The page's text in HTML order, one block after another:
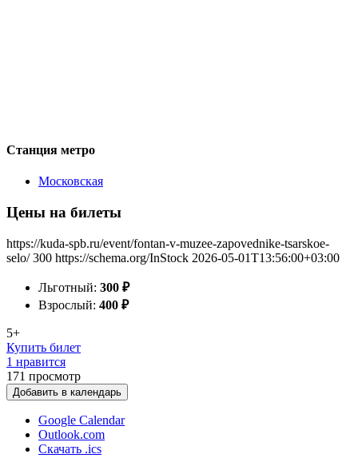
Станция метро
Московская
Цены на билеты
https://kuda-spb.ru/event/fontan-v-muzee-zapovednike-tsarskoe-
selo/ 300 https://schema.org/InStock 2026-05-01T13:56:00+03:00
Льготный: 300 ₽
Взрослый: 400 ₽
5+
Купить билет
1 нравится
171 просмотр
Добавить в календарь
Google Calendar
Outlook.com
Скачать .ics